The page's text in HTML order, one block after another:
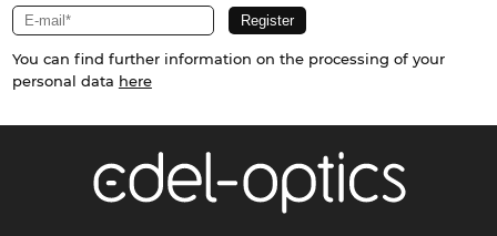
You can find further information on the processing of your
personal data here